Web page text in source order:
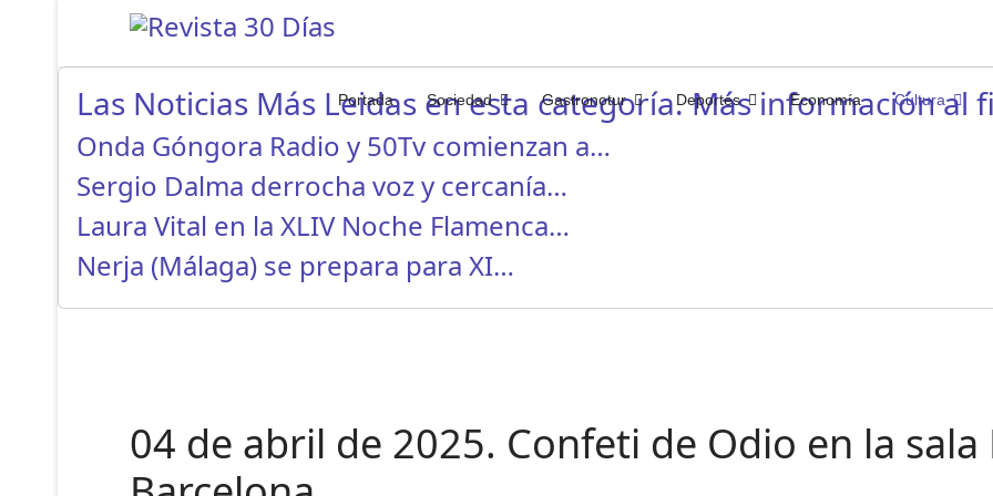
Portada Sociedad Gastronotur Deportes Economía Cultura
Las Noticias Más Leidas en esta categoría. Más información al
Onda Góngora Radio y 50Tv comienzan a…
Sergio Dalma derrocha voz y cercanía…
Laura Vital en la XLIV Noche Flamenca…
Nerja (Málaga) se prepara para XI…
04 de abril de 2025. Confeti de Odio en la sala